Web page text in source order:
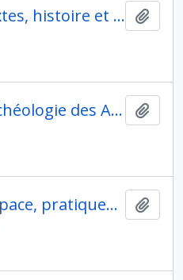
Claude Lepelley. Textes, histoire et monuments de l'Antiquité au Moyen Âge
Danièle Lavallée. Archéologie des Amériques
Michèle Daumas. Espace, pratiques sociales et images dans les mondes grec et romain